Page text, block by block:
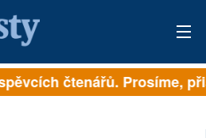
čtenářů. Prosíme,